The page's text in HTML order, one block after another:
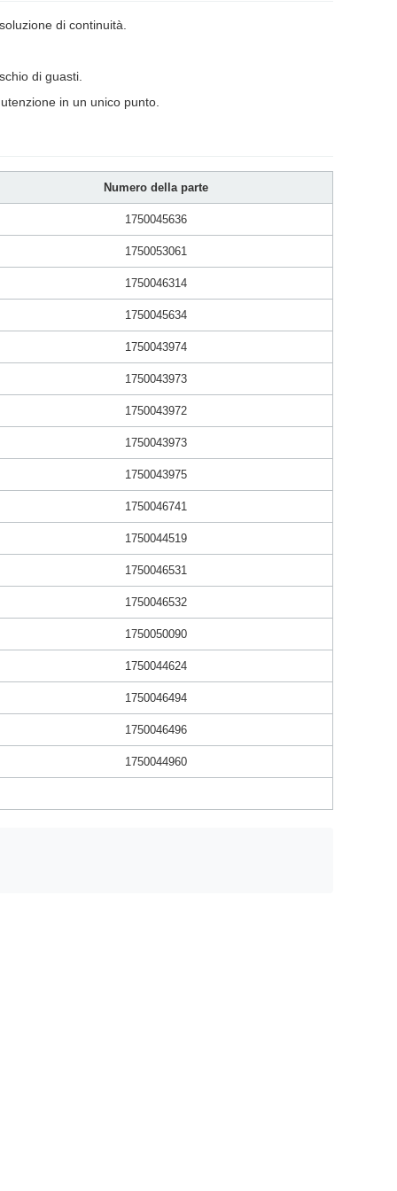
di continuità.
di guasti.
in un unico punto.
Numero della parte
1750045636
1750053061
1750046314
1750045634
1750043974
1750043973
1750043972
1750043973
1750043975
1750046741
1750044519
1750046531
1750046532
1750050090
1750044624
1750046494
1750046496
1750044960